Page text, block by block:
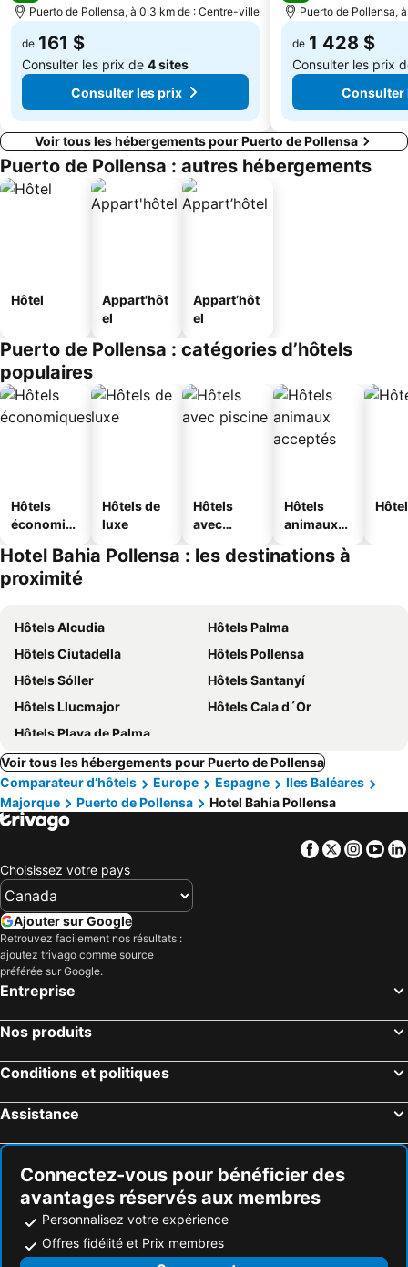
Puerto de Pollensa, à 0.3 km de : Centre-ville
de 161 $
Consulter les prix de 4 sites
Consulter les prix
Puerto de Pollensa,
de 1 428 $
Consulter les prix
Consulter
Voir tous les hébergements pour Puerto de Pollensa
Puerto de Pollensa : autres hébergements
Hôtel
Appart'hôt
el
Appart’hôt
el
Puerto de Pollensa : catégories d’hôtels
populaires
Hôtels
économiq
Hôtels de
luxe
Hôtels
avec
Hôtels
animaux
Hotel Bahia Pollensa : les destinations à
proximité
Hôtels Alcudia
Hôtels Palma
Hôtels Ciutadella
Hôtels Pollensa
Hôtels Sóller
Hôtels Santanyí
Hôtels Llucmajor
Hôtels Cala d´Or
Hôtels Playa de Palma
Voir tous les hébergements pour Puerto de Pollensa
Comparateur d’hôtels
Europe Espagne
Iles Baléares
Majorque
Puerto de Pollensa Hotel Bahia Pollensa
Facebook
Twitter
Choisissez votre pays
Ajouter sur Google
Retrouvez facilement nos résultats :
ajoutez trivago comme source
préférée sur Google.
Entreprise
Nos produits
Conditions et politiques
Assistance
Connectez-vous pour bénéficier des
avantages réservés aux membres
Personnalisez votre expérience
Offres fidélité et Prix membres